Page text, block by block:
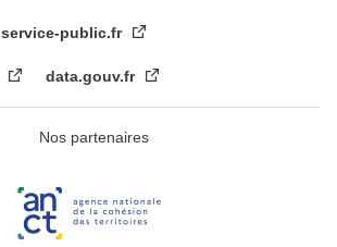
service-public.fr
data.gouv.fr
Nos partenaires